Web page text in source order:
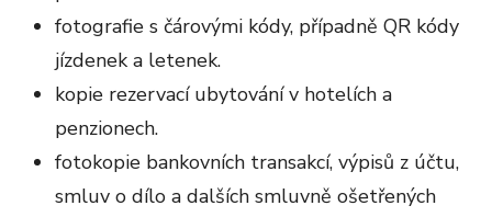
fotografie s čárovými kódy, případně QR kódy
jízdenek a letenek.
kopie rezervací ubytování v hotelích a
penzionech.
fotokopie bankovních transakcí, výpisů z účtu,
smluv o dílo a dalších smluvně ošetřených